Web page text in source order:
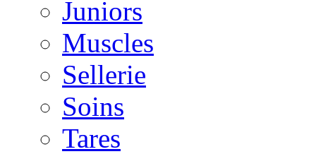
Juniors
Muscles
Sellerie
Soins
Tares